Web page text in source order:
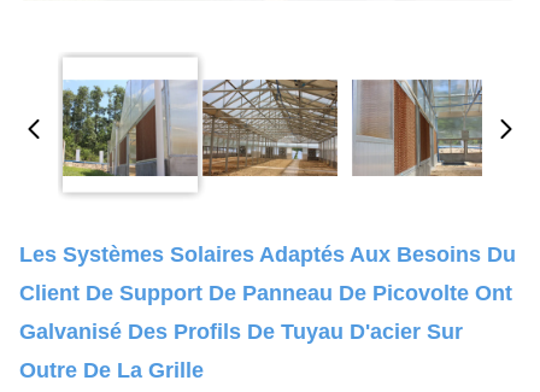
Les Systèmes Solaires Adaptés Aux Besoins Du
Client De Support De Panneau De Picovolte Ont
Galvanisé Des Profils De Tuyau D'acier Sur
Outre De La Grille